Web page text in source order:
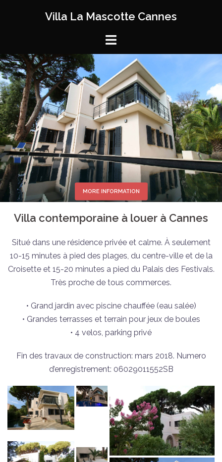
Villa La Mascotte Cannes
MORE INFORMATION
Villa contemporaine à louer à Cannes
Situé dans une résidence privée et calme. À seulement
10-15 minutes à pied des plages, du centre-ville et de la
Croisette et 15-20 minutes a pied du Palais des Festivals.
Très proche de tous commerces.
• Grand jardin avec piscine chauffée (eau salée)
• Grandes terrasses et terrain pour jeux de boules
• 4 velos, parking privé
Fin des travaux de construction: mars 2018. Numero
d’enregistrement: 06029011552SB